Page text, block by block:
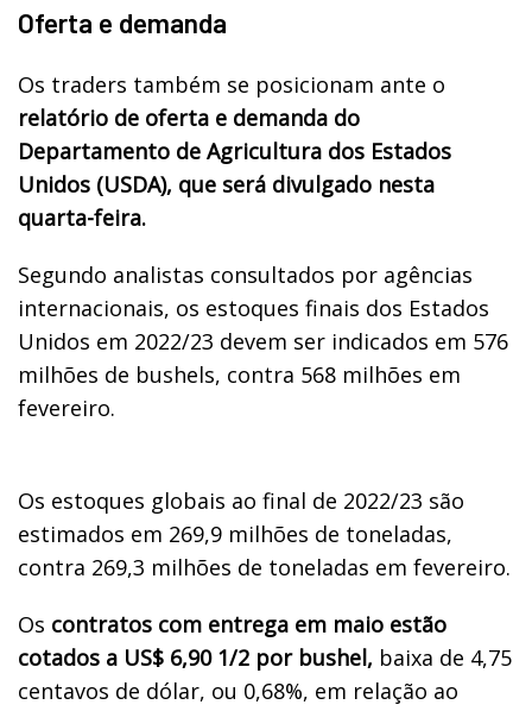
Oferta e demanda
Os traders também se posicionam ante o
relatório de oferta e demanda do
Departamento de Agricultura dos Estados
Unidos (USDA), que será divulgado nesta
quarta-feira.
Segundo analistas consultados por agências
internacionais, os estoques finais dos Estados
Unidos em 2022/23 devem ser indicados em 576
milhões de bushels, contra 568 milhões em
fevereiro.
Os estoques globais ao final de 2022/23 são
estimados em 269,9 milhões de toneladas,
contra 269,3 milhões de toneladas em fevereiro.
Os contratos com entrega em maio estão
cotados a US$ 6,90 1/2 por bushel, baixa de 4,75
centavos de dólar, ou 0,68%, em relação ao